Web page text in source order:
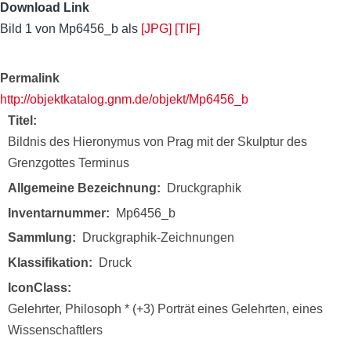
Download Link
Bild 1 von Mp6456_b als [JPG] [TIF]
Permalink
http://objektkatalog.gnm.de/objekt/Mp6456_b
Titel
Bildnis des Hieronymus von Prag mit der Skulptur des
Grenzgottes Terminus
Allgemeine Bezeichnung
Druckgraphik
Inventarnummer
Mp6456_b
Sammlung
Druckgraphik-Zeichnungen
Klassifikation
Druck
IconClass
Gelehrter, Philosoph * (+3) Porträt eines Gelehrten, eines
Wissenschaftlers